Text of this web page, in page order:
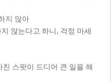
지 않아
않는다고 하니, 걱정 마세
스팟이 드디어 큰 일을 해